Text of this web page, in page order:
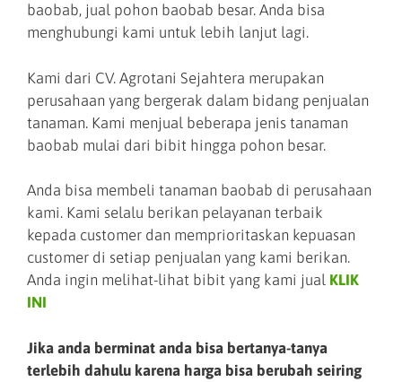
baobab, jual pohon baobab besar. Anda bisa
menghubungi kami untuk lebih lanjut lagi.
Kami dari CV. Agrotani Sejahtera merupakan
perusahaan yang bergerak dalam bidang penjualan
tanaman. Kami menjual beberapa jenis tanaman
baobab mulai dari bibit hingga pohon besar.
Anda bisa membeli tanaman baobab di perusahaan
kami. Kami selalu berikan pelayanan terbaik
kepada customer dan memprioritaskan kepuasan
customer di setiap penjualan yang kami berikan.
Anda ingin melihat-lihat bibit yang kami jual KLIK
INI
Jika anda berminat anda bisa bertanya-tanya
terlebih dahulu karena harga bisa berubah seiring